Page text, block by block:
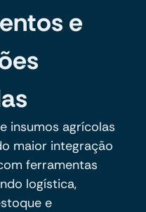
e
insumos agrícolas
maior integração
ferramentas
logística,
e